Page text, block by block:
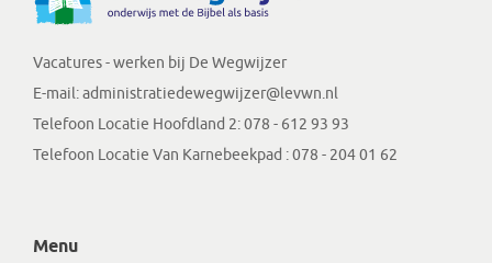
Vacatures - werken bij De Wegwijzer
E-mail:administratiedewegwijzer@levwn.nl
Telefoon Locatie Hoofdland 2:078 - 612 93 93
Telefoon Locatie Van Karnebeekpad :078 - 204 01 62
Menu